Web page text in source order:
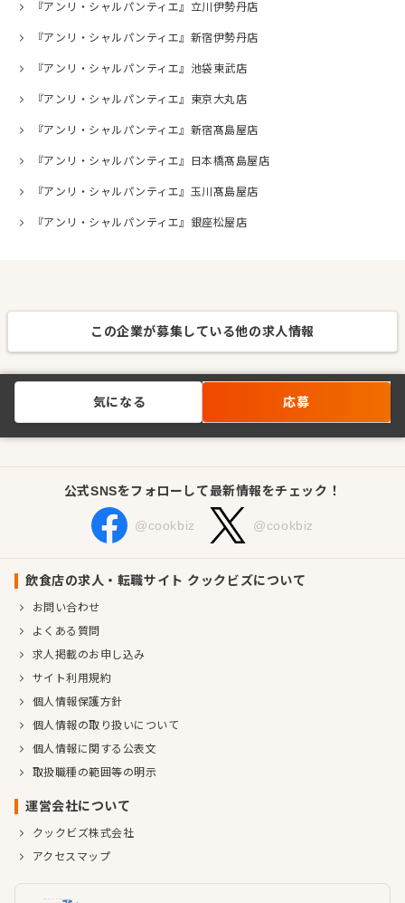
『アンリ・シャルパンティエ』立川伊勢丹店
『アンリ・シャルパンティエ』新宿伊勢丹店
『アンリ・シャルパンティエ』池袋東武店
『アンリ・シャルパンティエ』東京大丸店
『アンリ・シャルパンティエ』新宿髙島屋店
『アンリ・シャルパンティエ』日本橋髙島屋店
『アンリ・シャルパンティエ』玉川髙島屋店
『アンリ・シャルパンティエ』銀座松屋店
この企業が募集している他の求人情報
気になる 応募
公式SNSをフォローして最新情報をチェック！
@cookbiz @cookbiz
飲食店の求人・転職サイト クックビズについて
お問い合わせ
よくある質問
求人掲載のお申し込み
サイト利用規約
個人情報保護方針
個人情報の取り扱いについて
個人情報に関する公表文
取扱職種の範囲等の明示
運営会社について
クックビズ株式会社
アクセスマップ